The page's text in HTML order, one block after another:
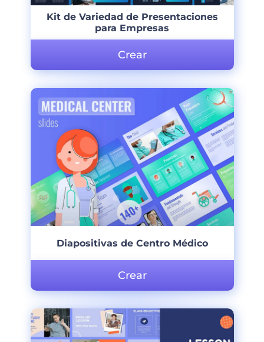
Kit de Variedad de Presentaciones
para Empresas
Crear
Diapositivas de Centro Médico
Crear